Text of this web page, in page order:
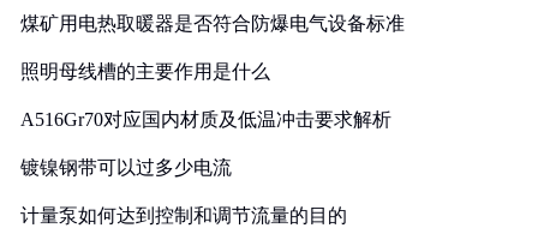
煤矿用电热取暖器是否符合防爆电气设备标准
照明母线槽的主要作用是什么
A516Gr70对应国内材质及低温冲击要求解析
镀镍钢带可以过多少电流
计量泵如何达到控制和调节流量的目的